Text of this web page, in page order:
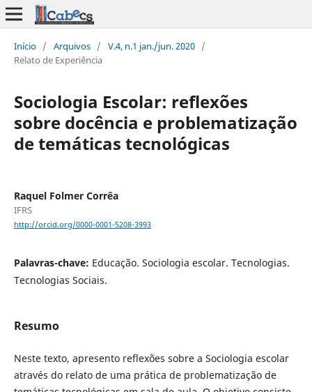
Início / Arquivos / V.4, n.1 jan./jun. 2020 /
Relato de Experiência
Sociologia Escolar: reflexões
sobre docência e problematização
de temáticas tecnológicas
Raquel Folmer Corrêa
IFRS
http://orcid.org/0000-0001-5208-3993
Palavras-chave: Educação. Sociologia escolar. Tecnologias.
Tecnologias Sociais.
Resumo
Neste texto, apresento reflexões sobre a Sociologia escolar
através do relato de uma prática de problematização de